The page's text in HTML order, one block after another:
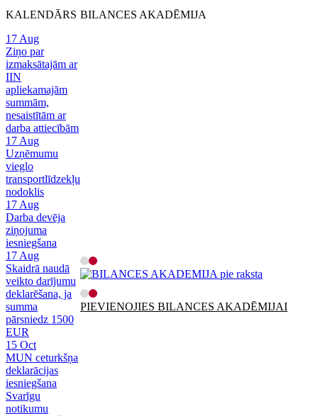
KALENDĀRS
17 Aug
Ziņo par
izmaksātajām ar
IIN
apliekamajām
summām,
nesaistītām ar
darba attiecībām
17 Aug
Uzņēmumu
vieglo
transportlīdzekļu
nodoklis
17 Aug
Darba devēja
ziņojuma
iesniegšana
17 Aug
Skaidrā naudā
veikto darījumu
deklarēšana, ja
summa
pārsniedz 1500
EUR
15 Oct
MUN ceturkšņa
deklarācijas
iesniegšana
Svarīgu
notikumu
BILANCES AKADĒMIJA
PIEVIENOJIES BILANCES AKADĒMIJAI